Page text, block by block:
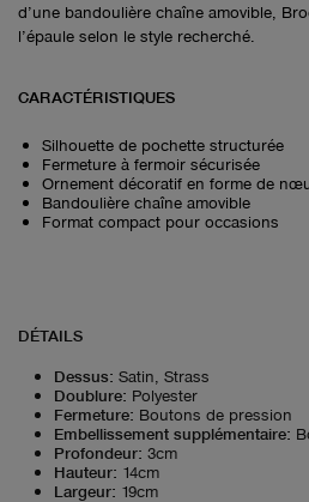
d’une bandoulière chaîne amovible,
l’épaule selon le style recherché.
CARACTÉRISTIQUES
Silhouette de pochette structurée
Fermeture à fermoir sécurisée
Ornement décoratif en forme de
Bandoulière chaîne amovible
Format compact pour occasions
DÉTAILS
Dessus: Satin, Strass
Doublure: Polyester
Fermeture: Boutons de pression
Embellissement supplémentaire:
Profondeur: 3cm
Hauteur: 14cm
Largeur: 19cm